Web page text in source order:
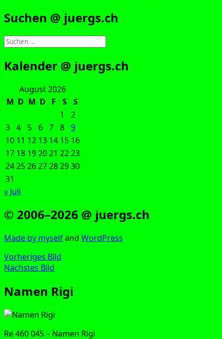
Suchen @ juergs.ch
Suchen
nach:
Kalender @ juergs.ch
August 2026
M D M D F S
S
1
2
3 4 5 6 7 8 9
10 11 12 13 14 15 16
17 18 192021 2223
24252627282930
31
« Juli
© 2006–2026 @ juergs.ch
Made by mys­elfand Word­Press
Vorheriges Bild
Nächstes Bild
Namen Rigi
Re 460 045 – Namen Rigi